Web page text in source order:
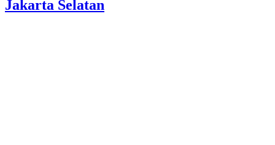
Jakarta Selatan